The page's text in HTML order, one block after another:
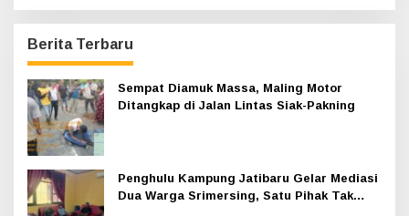
Berita Terbaru
Sempat Diamuk Massa, Maling Motor
Ditangkap di Jalan Lintas Siak-Pakning
Penghulu Kampung Jatibaru Gelar Mediasi
Dua Warga Srimersing, Satu Pihak Tak